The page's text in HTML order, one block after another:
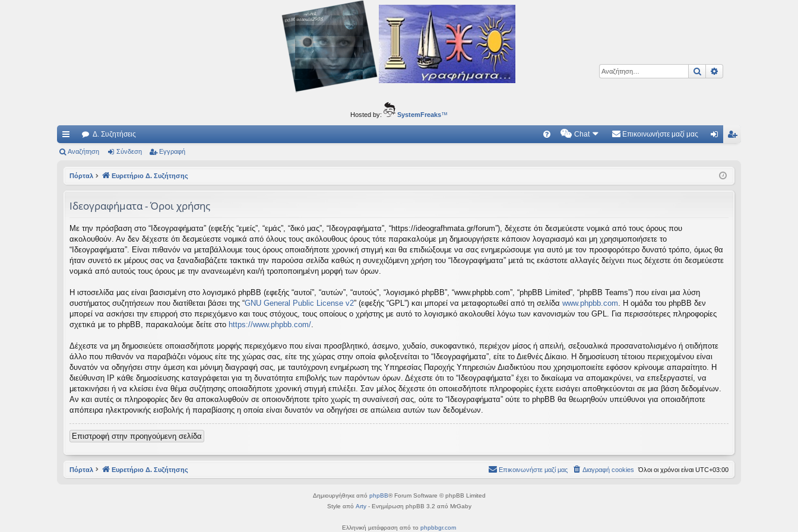
Αναζήτηση
Αυτός ο τόπος φιλοδοξεί να ανοίγει μονοπάτια για τα συναρπαστικά και όμορφα ταξίδια του νού...
Hosted by: SystemFreaks™
Γ
ρή
Δ. Συζητήσεις
ωτ
ήσ
εις
Chat Επικοινωνήστε μαζί μας
ρα
Αναζήτηση Σύνδεση Εγγραφή
Πόρταλ Ευρετήριο Δ. Συζήτησης
Ιδεογραφήματα - Όροι χρήσης
Με την πρόσβαση στο “Ιδεογραφήματα” (εφεξής “εμείς”, “εμάς”, “δικό μας”, “Ιδεογραφήματα”, “https://ideografhmata.gr/forum”), δέχεστε ότι δεσμεύεστε νομικά από τους όρους που
ακολουθούν. Αν δεν δέχεστε ότι δεσμεύεστε νομικά από όλους τους ακόλουθους όρους τότε παρακαλούμε μη δημιουργήσετε κάποιον λογαριασμό και μη χρησιμοποιήσετε το
“Ιδεογραφήματα”. Είναι πιθανόν να μεταβάλλουμε τους όρους οποιαδήποτε χρονική στιγμή και θα επιδιώξουμε να σας ενημερώσουμε για αυτό με τον προσφορότερο δυνατό τρόπο, όμως θα
ήταν συνετό εκ μέρους σας να ξαναδιαβάζετε τακτικά την παρούσα σελίδα καθώς η συνεχιζόμενη χρήση του “Ιδεογραφήματα” μετά τις εκάστοτε αλλαγές δείχνει πως δέχεστε ότι δεσμεύεστε
νομικά από αυτούς τους όρους με την ανανεωμένη και/ή τροποποιημένη μορφή των όρων.
Η ιστοσελίδα μας είναι βασισμένη στο λογισμικό phpBB (εφεξής “αυτοί”, “αυτών”, “αυτούς”, “λογισμικό phpBB”, “www.phpbb.com”, “phpBB Limited”, “phpBB Teams”) που είναι μια λύση
συστήματος συζητήσεων που διατίθεται βάσει της “GNU General Public License v2” (εφεξής “GPL”) και μπορεί να μεταφορτωθεί από τη σελίδα www.phpbb.com . Η ομάδα του phpBB δεν
μπορεί να ασκήσει την επιρροή στο περιεχόμενο και τους στόχους, τους οποίους ο χρήστης με αυτό το λογισμικό ακολουθεί λόγω των κανονισμών του GPL. Για περισσότερες πληροφορίες
σχετικά με το phpBB, παρακαλούμε δείτε στο https://www.phpbb.com/
Δέχεστε να μη δημοσιεύετε οποιασδήποτε μορφής περιεχόμενο που είναι προσβλητικό, άσεμνο, χυδαίο, συκοφαντικό, περιέχον μίσος ή απειλή, σεξουαλικά προσανατολισμένο ή οτιδήποτε
άλλο που πιθανόν να παραβιάζει νόμους είτε της χώρας σας, είτε της χώρας στην οποία φιλοξενείται το “Ιδεογραφήματα”, είτε το Διεθνές Δίκαιο. Η δημοσίευση τέτοιου περιεχομένου είναι
δυνατόν να οδηγήσει στην άμεση και μόνιμη διαγραφή σας, με ταυτόχρονη ενημέρωση της Υπηρεσίας Παροχής Υπηρεσιών Διαδικτύου που χρησιμοποιείτε εφόσον κρίνουμε απαραίτητο. Η
διεύθυνση IP κάθε δημοσίευσης καταγράφεται για τη δυνατότητα επιβολής των παρόντων όρων. Δέχεστε ότι το “Ιδεογραφήματα” έχει το δικαίωμα να απομακρύνει, να επεξεργαστεί, να
μετακινήσει ή να κλείσει ένα θέμα συζήτησης οποιαδήποτε χρονική στιγμή επιλέξει. Σαν μέλος δέχεστε ότι οποιεσδήποτε πληροφορίες έχετε εισάγει αποθηκεύονται σε μια βάση δεδομένων.
Αν και αυτές οι πληροφορίες δεν θα αποκαλυφθούν σε οποιονδήποτε τρίτο χωρίς τη συναίνεσή σας, ούτε το “Ιδεογραφήματα” ούτε το phpBB θα θεωρηθούν υπεύθυνοι για οποιαδήποτε
απόπειρα ηλεκτρονικής εισβολής ή παραβίασης η οποία είναι δυνατόν να οδηγήσει σε απώλεια αυτών των δεδομένων.
Επιστροφή στην προηγούμενη σελίδα
Πόρταλ Ευρετήριο Δ. Συζήτησης Όλοι οι χρόνοι είναι UTC+03:00
Διαγραφή cookies
Επικοινωνήστε μαζί μας
Δημιουργήθηκε από phpBB® Forum Software © phpBB Limited
Style από Arty- Ενημέρωση phpBB 3.2 από MrGaby
Ελληνική μετάφραση από το phpbbgr.com